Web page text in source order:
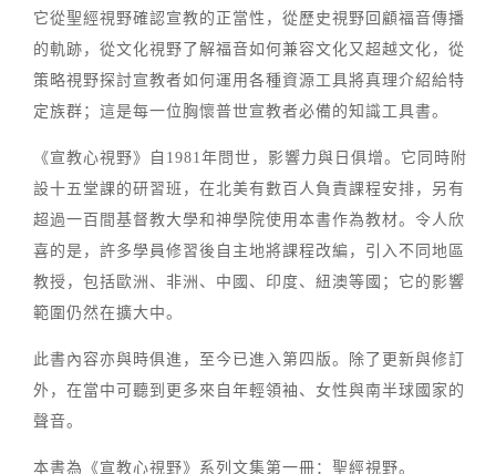
它從聖經視野確認宣教的正當性，從歷史視野回顧福音傳播
的軌跡，從文化視野了解福音如何兼容文化又超越文化，從
策略視野探討宣教者如何運用各種資源工具將真理介紹給特
定族群；這是每一位胸懷普世宣教者必備的知識工具書。
《宣教心視野》自1981年問世，影響力與日俱增。它同時附
設十五堂課的研習班，在北美有數百人負責課程安排，另有
超過一百間基督教大學和神學院使用本書作為教材。令人欣
喜的是，許多學員修習後自主地將課程改編，引入不同地區
教授，包括歐洲、非洲、中國、印度、紐澳等國；它的影響
範圍仍然在擴大中。
此書內容亦與時俱進，至今已進入第四版。除了更新與修訂
外，在當中可聽到更多來自年輕領袖、女性與南半球國家的
聲音。
本書為《宣教心視野》系列文集第一冊：聖經視野。